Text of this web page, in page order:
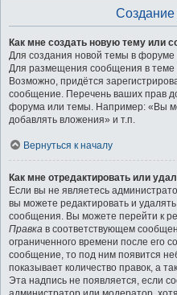
Как мне создать новую тему или
Для создания новой темы в
Для размещения сообщения в теме
Возможно, придётся
сообщение. Перечень ваших прав
форума или темы. Например: «Вы
добавлять вложения» и т.п.
Вернуться к началу
Как мне отредактировать или
Если вы не являетесь
вы можете редактировать и
сообщения. Вы можете перейти к
Правка в соответствующем
ограниченного времени после его
сообщение, то под ним появится
показывает количество правок, а
Эта надпись не появляется, если